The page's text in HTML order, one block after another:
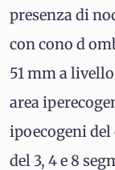
presenza di
con cono d
51 mm a
area
ipoecogeni
del 3, 4 e 8